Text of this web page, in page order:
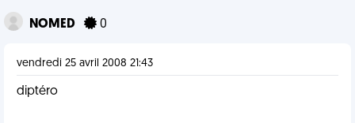
NOMED 0
vendredi 25 avril 2008 21:43
diptéro